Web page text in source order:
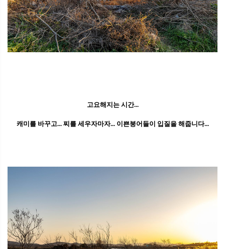
고요해지는 시간...
캐미를 바꾸고... 찌를 세우자마자... 이쁜붕어들이 입질을 해줍니다...